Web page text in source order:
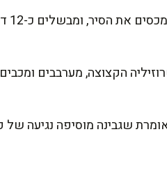
הקצוצה, מערבבים
שגבינה מוסיפה נגיעה של